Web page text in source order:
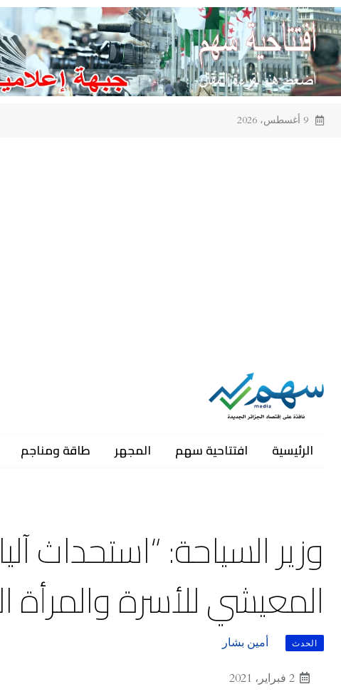
Skip
to
content
9 أغسطس، 2026
الرئيسية افتتاحية سهم المجهر طاقة ومناجم
وزير السياحة: “استحداث
المعيشي للأسرة والمرأة
الحدث أمين بشار
2 فبراير، 2021